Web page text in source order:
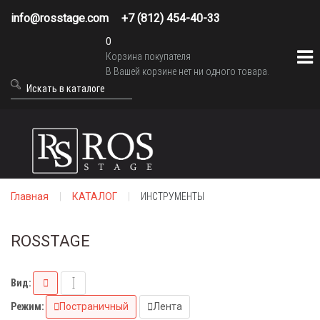
info@rosstage.com +7 (812) 454-40-33
0
Корзина покупателя
В Вашей корзине нет ни одного товара.
Главная КАТАЛОГ ИНСТРУМЕНТЫ
ROSSTAGE
Вид:
Режим: Постраничный Лента